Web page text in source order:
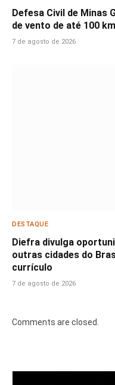
Defesa Civil de Minas
de vento de até 100
7 de agosto de 2026
DESTAQUE
Diefra divulga
outras cidades do
currículo
7 de agosto de 2026
Comments are closed.